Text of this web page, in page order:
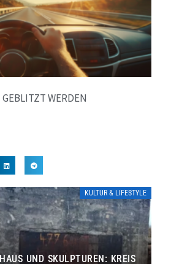
WERDEN
KULTUR & LIFESTYLE
UND SKULPTUREN: KREIS